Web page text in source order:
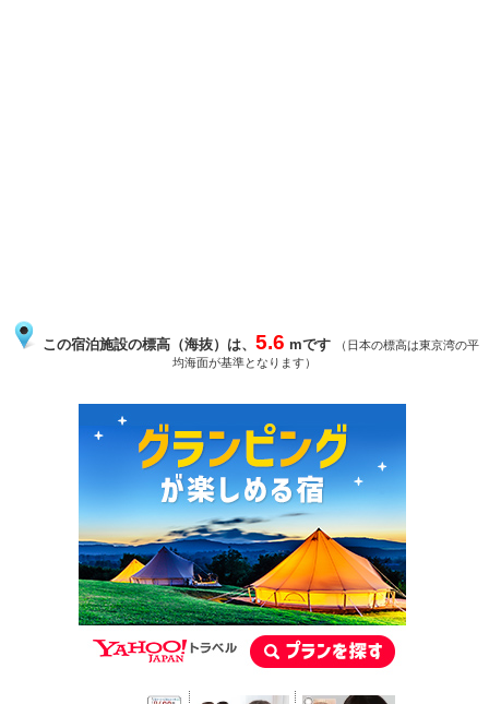
この宿泊施設の標高（海抜）は、 5.6 mです
（日本の標高は東京湾の平
均海面が基準となります）